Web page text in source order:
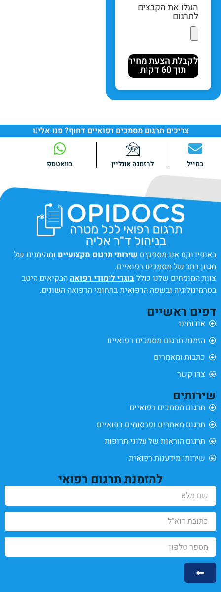
העלו את הקבצים
לתרגום
לקבלת הצעת מחיר
תוך 60 דקות
צריכים תרגום מסמכים רפואיים דחוף? פנו אלינו
במייל להזמנה אונליין בוואטספ
באופידוקס אנו מספקים שירותי תרגום מקצועיים ומהימנים של
מגוון רחב של מסמכים רפואיים.
צוות המומחים שלנו כוללבוגרי לימודי רפואה הבקיאים היטב
בטרמינולוגיה ובשפה הרפואית בתחומי הרפואה השונים.
דפים ראשיים
אודותינו
הזמנת תרגום מסמכים רפואיים
כתבות ומאמרים
צרו קשר
שירותים
תרגום מסמכים רפואיים
תרגום מאמרים ופרסומים רפואיים
תרגום הוראות של עלוני תרופות
שירותי מידענות רפואית
להזמנת תרגום רפואי